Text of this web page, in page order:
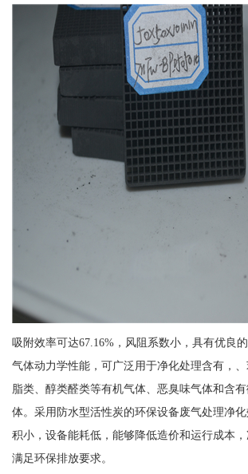
吸附效率可达67.16%，风阻系数小，具有优良
气体动力学性能，可广泛用于净化处理含有，、
脂类、醇类醛类等有机气体、恶臭味气体和含
体。采用防水型活性炭的环保设备废气处理净
积小，设备能耗低，能够降低造价和运行成本
满足环保排放要求。